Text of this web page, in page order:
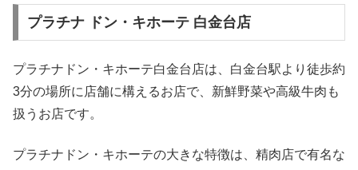
プラチナ ドン・キホーテ 白金台店
プラチナドン・キホーテ白金台店は、白金台駅より徒歩約
3分の場所に店舗に構えるお店で、新鮮野菜や高級牛肉も
扱うお店です。
プラチナドン・キホーテの大きな特徴は、精肉店で有名な